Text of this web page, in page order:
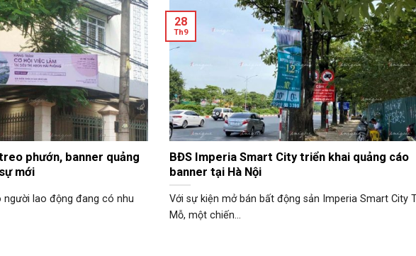
phướn, banner quảng
mới
lao động đang có nhu
BĐS Imperia Smart City triển khai quảng cáo
banner tại Hà Nội
Với sự kiện mở bán bất động sản Imperia Smart City
Mỗ, một chiến...
28
Th9